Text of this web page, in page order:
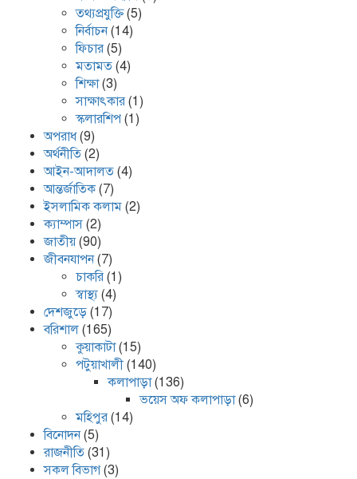
তথ্যপ্রযুক্তি(5)
নির্বাচন(14)
ফিচার (5)
মতামত (4)
শিক্ষা(3)
সাক্ষাৎকার (1)
স্কলারশিপ (1)
অপরাধ(9)
অর্থনীতি (2)
আইন-আদালত (4)
আন্তর্জাতিক(7)
ইসলামিক কলাম (2)
ক্যাম্পাস (2)
জাতীয়(90)
জীবনযাপন(7)
চাকরি (1)
স্বাস্থ্য (4)
দেশজুড়ে (17)
বরিশাল (165)
কুয়াকাটা(15)
পটুয়াখালী (140)
কলাপাড়া(136)
ভয়েস অফ কলাপাড়া(6)
মহিপুর (14)
বিনোদন(5)
রাজনীতি (31)
সকল বিভাগ(3)